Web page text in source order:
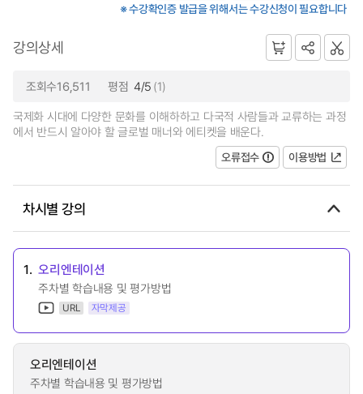
※ 수강확인증 발급을 위해서는 수강신청이 필요합니다
강의상세
조회수16,511 평점 4/5 (1)
국제화 시대에 다양한 문화를 이해하하고 다국적 사람들과 교류하는 과정
에서 반드시 알아야 할 글로벌 매너와 에티켓을 배운다.
오류접수
이용방법
차시별 강의
1. 오리엔테이션
주차별 학습내용 및 평가방법
URL 자막제공
오리엔테이션
주차별 학습내용 및 평가방법